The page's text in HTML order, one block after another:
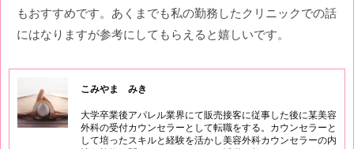
もおすすめです。あくまでも私の勤務したクリニックでの話
にはなりますが参考にしてもらえると嬉しいです。
こみやま みき
大学卒業後アパレル業界にて販売接客に従事した後に某美容
外科の受付カウンセラーとして転職をする。カウンセラーと
して培ったスキルと経験を活かし美容外科カウンセラーの内